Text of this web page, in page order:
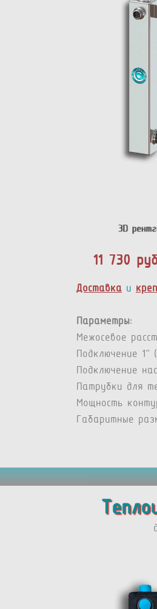
11 730
Доставка и
Параметры:
Межосевое
Подключение 1”
Подключение
Патрубки для
Мощность
Габаритные